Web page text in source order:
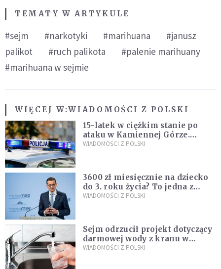
TEMATY W ARTYKULE
#sejm #narkotyki #marihuana
#janusz
palikot
#ruch palikota
#palenie marihuany
#marihuana w sejmie
WIĘCEJ W:WIADOMOŚCI Z POLSKI
15-latek w ciężkim stanie po
ataku w Kamiennej Górze.
Policja zatrzymała dwóch
WIADOMOŚCI Z POLSKI
3600 zł miesięcznie na dziecko
do 3. roku życia? To jedna z
propozycji programu "Rozwój
WIADOMOŚCI Z POLSKI
Sejm odrzucił projekt dotyczący
darmowej wody z kranu w
restauracjach
WIADOMOŚCI Z POLSKI